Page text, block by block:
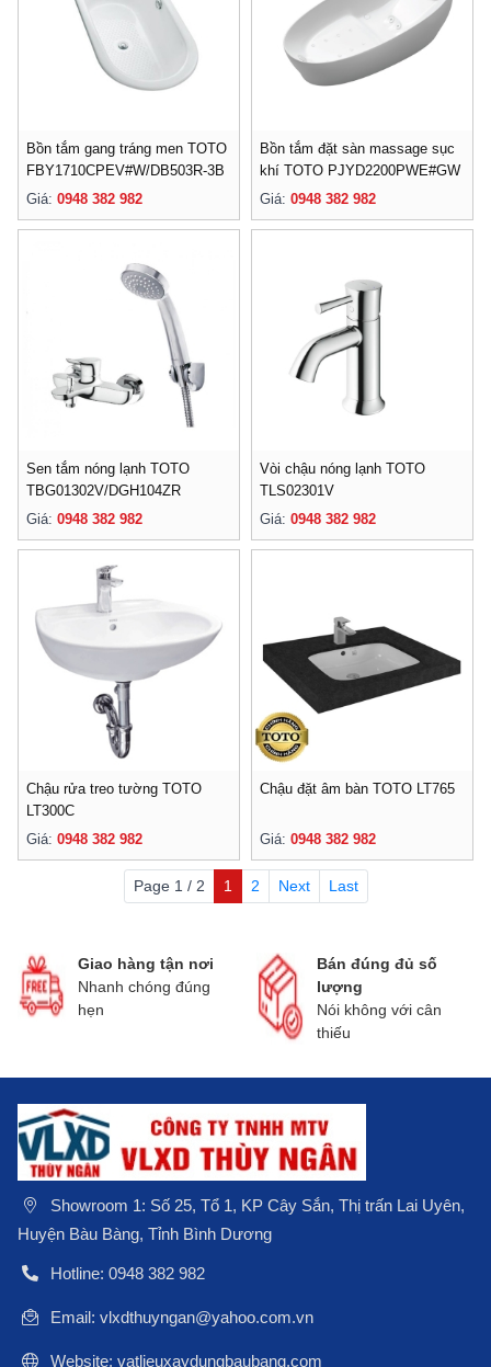
Bồn tắm gang tráng men TOTO
FBY1710CPEV#W/DB503R-3B
Giá: 0948 382 982
Bồn tắm đặt sàn massage sục
khí TOTO PJYD2200PWE#GW
Giá: 0948 382 982
Sen tắm nóng lạnh TOTO
TBG01302V/DGH104ZR
Giá: 0948 382 982
Vòi chậu nóng lạnh TOTO
TLS02301V
Giá: 0948 382 982
Chậu rửa treo tường TOTO
LT300C
Giá: 0948 382 982
Chậu đặt âm bàn TOTO LT765
Giá: 0948 382 982
Page 1 / 2 1 2 Next Last
Giao hàng tận nơi
Nhanh chóng đúng
hẹn
Bán đúng đủ số
lượng
Nói không với cân
thiếu
Showroom 1: Số 25, Tổ 1, KP Cây Sắn, Thị trấn Lai Uyên,
Huyện Bàu Bàng, Tỉnh Bình Dương
Hotline: 0948 382 982
Email: vlxdthuyngan@yahoo.com.vn
Website: vatlieuxaydungbaubang.com